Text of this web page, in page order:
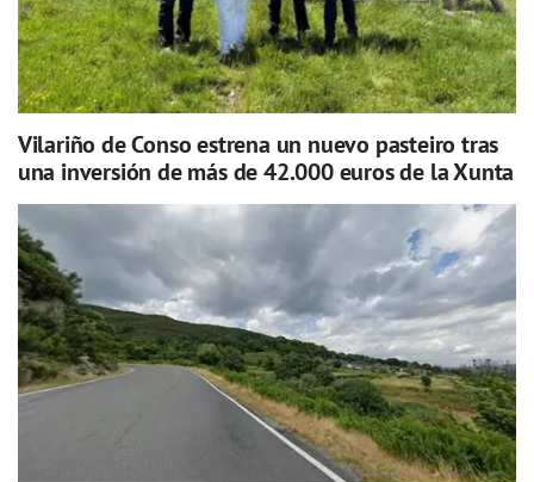
Vilariño de Conso estrena un nuevo pasteiro tras
una inversión de más de 42.000 euros de la Xunta